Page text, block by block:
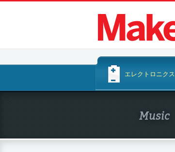
テ
ス
エレクトロニクス
Music